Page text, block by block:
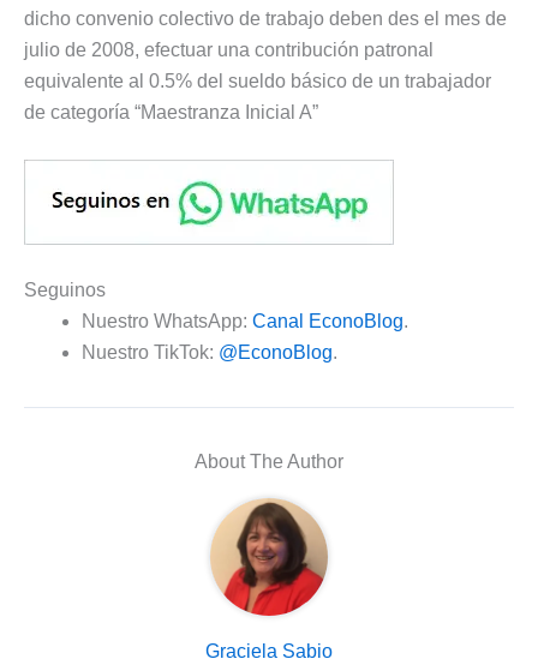
dicho convenio colectivo de trabajo deben des el mes de
julio de 2008, efectuar una contribución patronal
equivalente al 0.5% del sueldo básico de un trabajador
de categoría “Maestranza Inicial A”
Seguinos
Nuestro WhatsApp: Canal EconoBlog.
Nuestro TikTok: @EconoBlog.
About The Author
Graciela Sabio